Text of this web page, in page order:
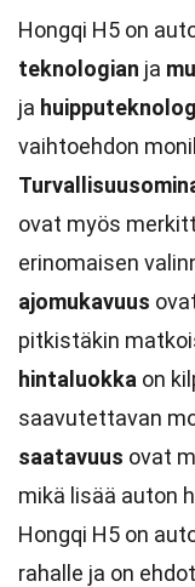
Hongqi H5 on
teknologian ja
ja
vaihtoehdon
ovat myös
erinomaisen
ajomukavuus
pitkistäkin
hintaluokka on
saavutettavan
saatavuus ovat
mikä lisää auton
Hongqi H5 on
rahalle ja on